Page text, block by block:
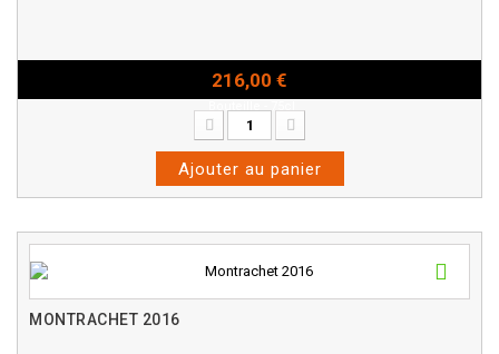
216,00 €
Ajouter au panier
MONTRACHET 2016